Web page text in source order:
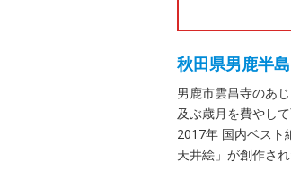
秋田県男鹿半
男鹿市雲昌寺のあ
及ぶ歳月を費やし
2017年 国内ベスト
天井絵」が創作され